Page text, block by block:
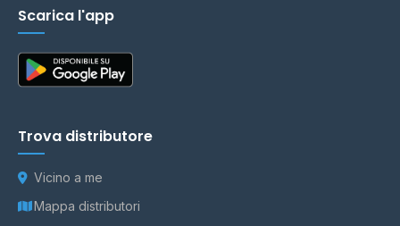
Scarica l'app
Trova distributore
Vicino a me
Mappa distributori